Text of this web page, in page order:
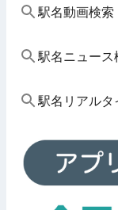
駅名動画検索
駅名ニュース
駅名リアルタ